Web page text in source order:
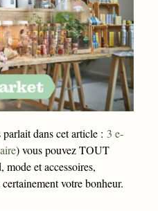
dans cet article : 3 e-
) vous pouvez TOUT
mode et accessoires,
votre bonheur.